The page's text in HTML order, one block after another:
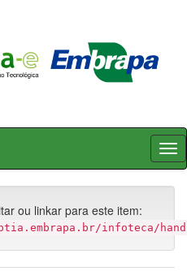
ou linkar para este item:
infoteca/